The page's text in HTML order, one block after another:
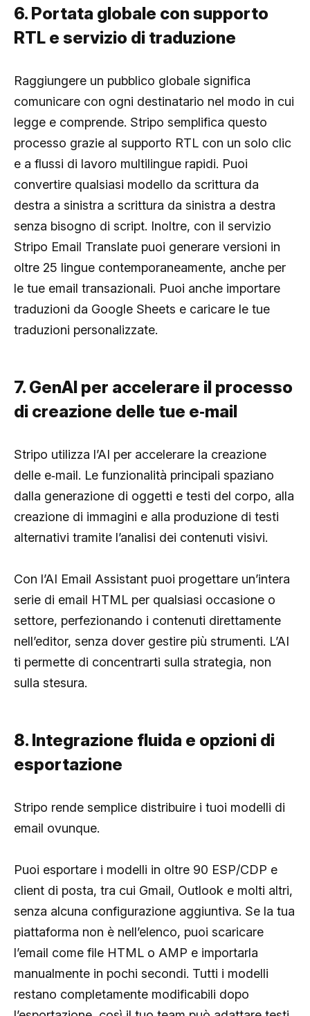
6. Portata globale con supporto
RTL e servizio di traduzione
Raggiungere un pubblico globale significa
comunicare con ogni destinatario nel modo in cui
legge e comprende. Stripo semplifica questo
processo grazie al supporto RTL con un solo clic
e a flussi di lavoro multilingue rapidi. Puoi
convertire qualsiasi modello da scrittura da
destra a sinistra a scrittura da sinistra a destra
senza bisogno di script. Inoltre, con il servizio
Stripo Email Translate puoi generare versioni in
oltre 25 lingue contemporaneamente, anche per
le tue email transazionali. Puoi anche importare
traduzioni da Google Sheets e caricare le tue
traduzioni personalizzate.
7. GenAI per accelerare il processo
di creazione delle tue e‑mail
Stripo utilizza l’AI per accelerare la creazione
delle e‑mail. Le funzionalità principali spaziano
dalla generazione di oggetti e testi del corpo, alla
creazione di immagini e alla produzione di testi
alternativi tramite l’analisi dei contenuti visivi.
Con l’AI Email Assistant puoi progettare un’intera
serie di email HTML per qualsiasi occasione o
settore, perfezionando i contenuti direttamente
nell’editor, senza dover gestire più strumenti. L’AI
ti permette di concentrarti sulla strategia, non
sulla stesura.
8. Integrazione fluida e opzioni di
esportazione
Stripo rende semplice distribuire i tuoi modelli di
email ovunque.
Puoi esportare i modelli in oltre 90 ESP/CDP e
client di posta, tra cui Gmail, Outlook e molti altri,
senza alcuna configurazione aggiuntiva. Se la tua
piattaforma non è nell’elenco, puoi scaricare
l’email come file HTML o AMP e importarla
manualmente in pochi secondi. Tutti i modelli
restano completamente modificabili dopo